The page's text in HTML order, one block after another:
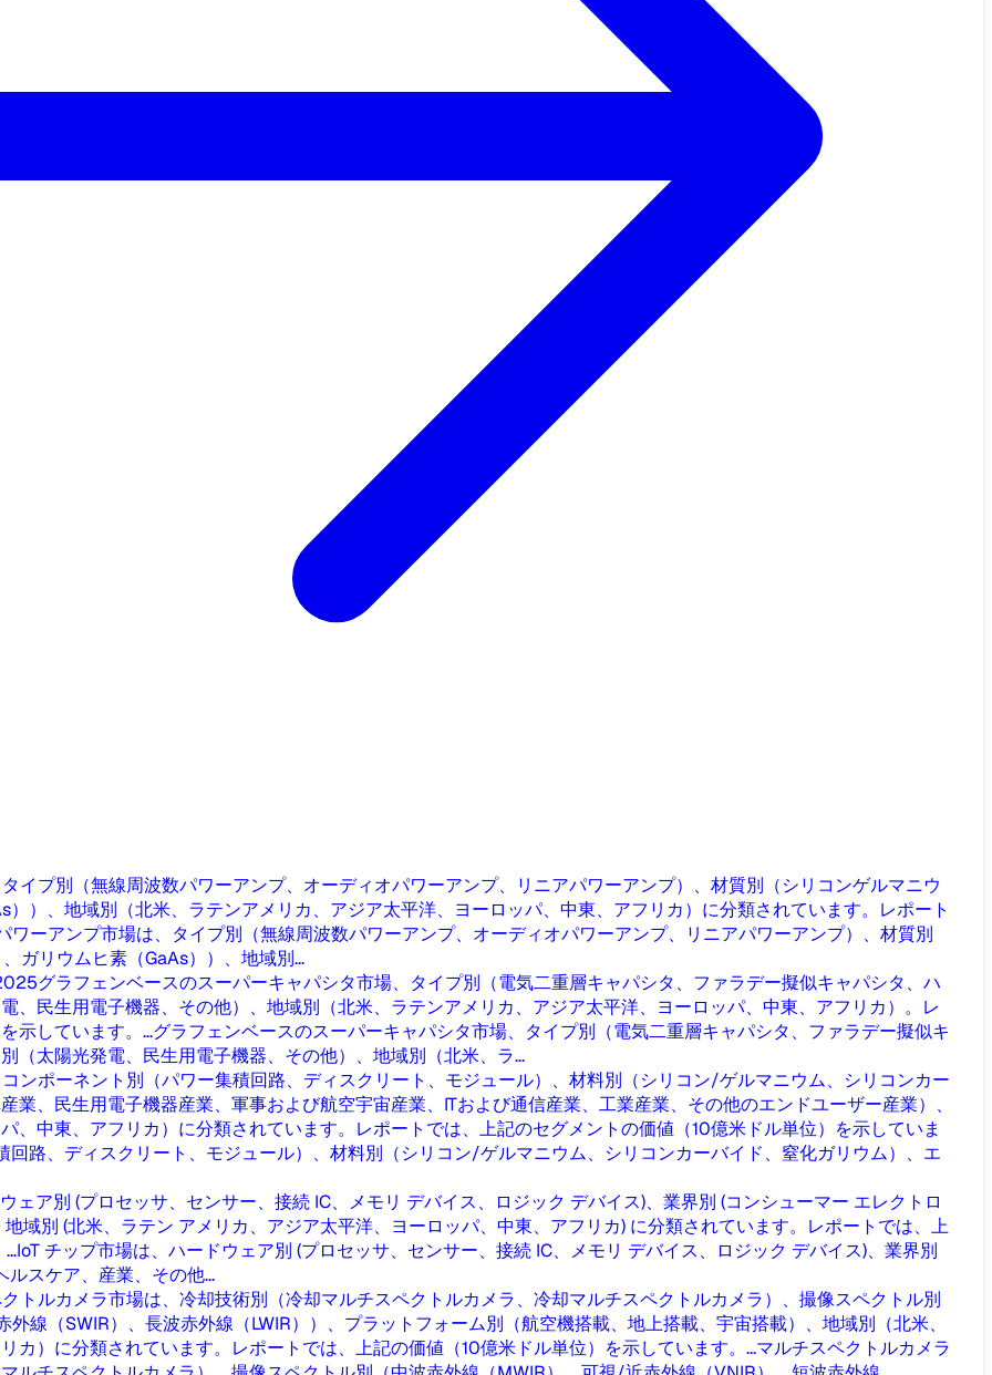
イプ別（無線周波数パワーアンプ、オーディオパワーアンプ、リニアパワーアンプ）、材質別（シリコンゲルマニウ
）、地域別（北米、ラテンアメリカ、アジア太平洋、ヨーロッパ、中東、アフリカ）に分類されています。レポート
ワーアンプ市場は、タイプ別（無線周波数パワーアンプ、オーディオパワーアンプ、リニアパワーアンプ）、材質別
ガリウムヒ素（GaAs））、地域別...
グラフェンベースのスーパーキャパシタ市場、タイプ別（電気二重層キャパシタ、ファラデー擬似キャパシタ、ハ
、民生用電子機器、その他）、地域別（北米、ラテンアメリカ、アジア太平洋、ヨーロッパ、中東、アフリカ）。レ
示しています。...グラフェンベースのスーパーキャパシタ市場、タイプ別（電気二重層キャパシタ、ファラデー擬似キ
（太陽光発電、民生用電子機器、その他）、地域別（北米、ラ...
ンポーネント別（パワー集積回路、ディスクリート、モジュール）、材料別（シリコン/ゲルマニウム、シリコンカー
、民生用電子機器産業、軍事および航空宇宙産業、ITおよび通信産業、工業産業、その他のエンドユーザー産業）、
、中東、アフリカ）に分類されています。レポートでは、上記のセグメントの価値（10億米ドル単位）を示していま
路、ディスクリート、モジュール）、材料別（シリコン/ゲルマニウム、シリコンカーバイド、窒化ガリウム）、エ
ェア別 (プロセッサ、センサー、接続 IC、メモリ デバイス、ロジック デバイス)、業界別 (コンシューマー エレクトロ
域別 (北米、ラテン アメリカ、アジア太平洋、ヨーロッパ、中東、アフリカ) に分類されています。レポートでは、上
IoT チップ市場は、ハードウェア別 (プロセッサ、センサー、接続 IC、メモリ デバイス、ロジック デバイス)、業界別
スケア、産業、その他...
トルカメラ市場は、冷却技術別（冷却マルチスペクトルカメラ、冷却マルチスペクトルカメラ）、撮像スペクトル別
線（SWIR）、長波赤外線（LWIR））、プラットフォーム別（航空機搭載、地上搭載、宇宙搭載）、地域別（北米、
カ）に分類されています。レポートでは、上記の価値（10億米ドル単位）を示しています。...マルチスペクトルカメラ